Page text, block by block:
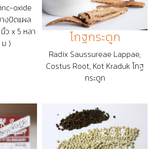
oxide
งปิดแผล
ว x 5 หลา
)
โกฐกระดูก
Radix Saussureae Lappae,
Costus Root, Kot Kraduk โกฐ
กระดูก